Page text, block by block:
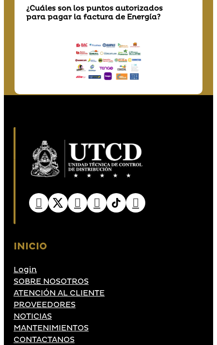
¿Cuáles son los puntos autorizados
para pagar la factura de Energía?
INICIO
Login
SOBRE NOSOTROS
ATENCIÓN AL CLIENTE
PROVEEDORES
NOTICIAS
MANTENIMIENTOS
CONTACTANOS